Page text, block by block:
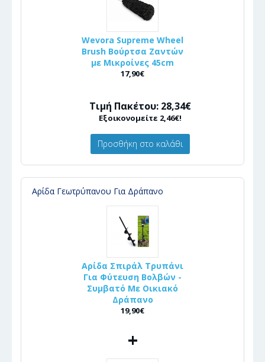
Wevora Supreme Wheel
Brush Βούρτσα Ζαντών
με Μικροίνες 45cm
17,90€
Τιμή Πακέτου: 28,34€
Εξοικονομείτε 2,46€!
Προσθήκη στο καλάθι
Αρίδα Γεωτρύπανου Για Δράπανο
Αρίδα Σπιράλ Τρυπάνι
Για Φύτευση Βολβών -
Συμβατό Με Οικιακό
Δράπανο
19,90€
+